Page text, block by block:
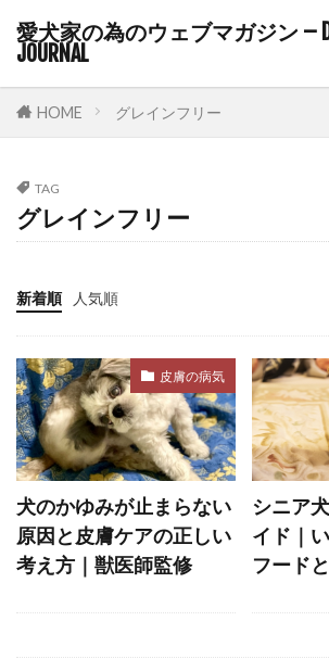
愛犬家の為のウェブマガジン –
JOURNAL
ケーススタディ
ゲート
ゲ
コマンドトレーニング
サプリ
サプリメント
サークル配置
シニア期
シニア犬
シニ
シャンプー
シングルコート
スイッチ
スカベンジャー
スキンケア
スキンシップ
スケーリング
ステップ
ストレス
ストレスケア
ストレスホルモン
ストレス発散
HOME グレインフリー
TAG
グレインフリー
新着順 人気順
皮膚の病気
犬のかゆみが止まらない
原因と皮膚ケアの正しい
考え方｜獣医師監修
シニア
イド｜
フード